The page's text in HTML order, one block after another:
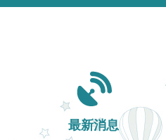
Main navigation
最新消息